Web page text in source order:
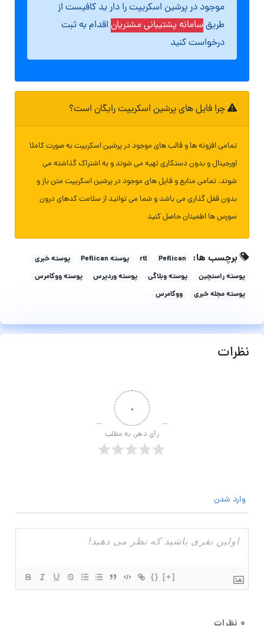
موجود در پرشین اسکریپت را دار ید کافیست از
طریقسامانه پشتیبانی مشتریان اقدام به ثبت
درخواست کنید
چرا فایل های پرشین اسکریپت رایگان است؟
تمامی افزونه ها و قالب های موجود در پرشین اسکریپت به صورت کاملا
اورجینال و بدون دستکاری تهیه می شوند و به اشتراک گذاشته می
شوند. تمامی منابع و فایل های موجود در پرشین اسکریپت متن باز و
بدون قفل گذاری می باشد و شما می توانید از سلامت کدهای درون
سورس ها اطمینان حاصل کنید
برچسب ها: Peflican
rtl پوسته Peflican
پوسته خبری
پوسته راستچین
پوسته وبلاگی پوسته وردپرس
پوسته ووکامرس
پوسته مجله خبری
ووکامرس
نظرات
۰
رأی دهی به مطلب
وارد شدن
{} [+]